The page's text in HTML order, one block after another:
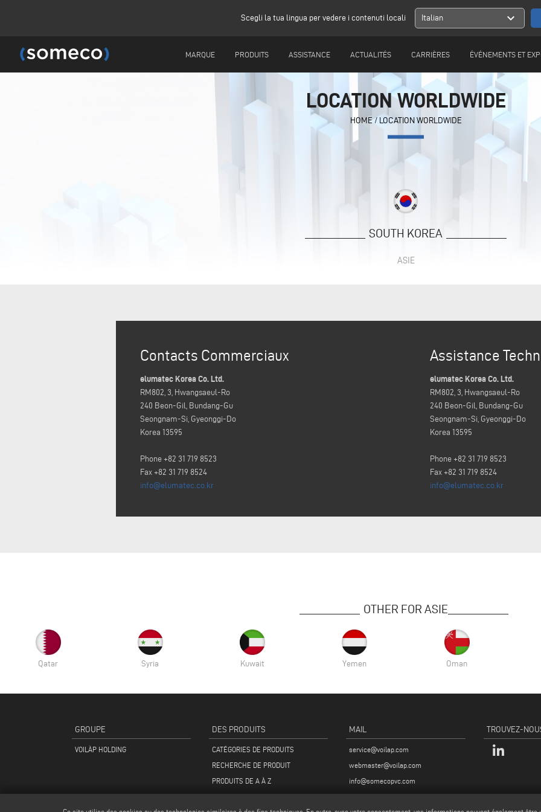
Scegli la tua lingua per vedere i contenuti locali Italian expand_more
MARQUE PRODUITS ASSISTANCE ACTUALITÉS CARRIÈRES ÉVÉNEMENTS ET
LOCATION WORLDWIDE
HOME/ LOCATION WORLDWIDE
SOUTH KOREA
ASIE
Contacts Commerciaux
elumatec Korea Co. Ltd.
RM802, 3, Hwangsaeul-Ro
240 Beon-Gil, Bundang-Gu
Seongnam-Si, Gyeonggi-Do
Korea 13595
Phone +82 31 719 8523
Fax +82 31 719 8524
info@elumatec.co.kr
Assistance
elumatec Korea Co. Ltd.
RM802, 3, Hwangsaeul-Ro
240 Beon-Gil, Bundang-Gu
Seongnam-Si, Gyeonggi-Do
Korea 13595
Phone +82 31 719 8523
Fax +82 31 719 8524
info@elumatec.co.kr
OTHER FOR ASIE
Qatar Syria Kuwait Yemen Oman
GROUPE
VOILÀP HOLDING
DES PRODUITS
CATÉGORIES DE PRODUITS
RECHERCHE DE PRODUIT
PRODUITS DE A À Z
MAIL
service@voilap.com
webmaster@voilap.com
info@somecopvc.com
TROUVEZ-